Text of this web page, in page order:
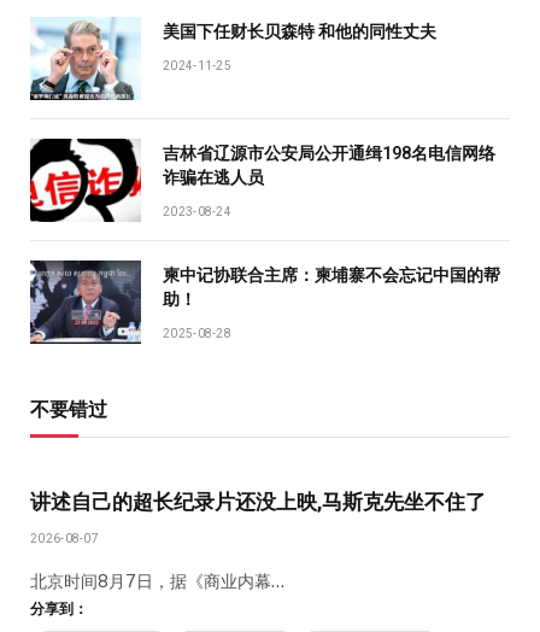
美国下任财长贝森特 和他的同性丈夫
2024-11-25
吉林省辽源市公安局公开通缉198名电信网络
诈骗在逃人员
2023-08-24
柬中记协联合主席：柬埔寨不会忘记中国的帮
助！
2025-08-28
不要错过
讲述自己的超长纪录片还没上映,马斯克先坐不住了
2026-08-07
北京时间8月7日，据《商业内幕…
分享到：